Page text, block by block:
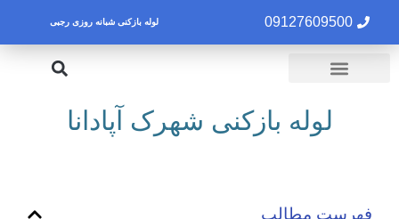
09127609500 لوله بازکنی شبانه روزی رجبی
لوله بازکنی شهرک آپادانا
فهرست مطالب